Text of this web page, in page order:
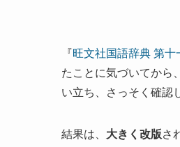
『旺文社国語辞典 第十
たことに気づいてから
い立ち、さっそく確認
結果は、 大きく改版さ